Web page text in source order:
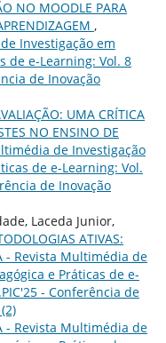
NO MOODLE PARA
,
Investigação em
de e-Learning: Vol. 8
de Inovação
UMA CRÍTICA
NO ENSINO DE
de Investigação
de e-Learning: Vol.
de Inovação
Laceda Junior,
ATIVAS:
- Revista Multimédia de
e Práticas de e-
- Conferência de
- Revista Multimédia de